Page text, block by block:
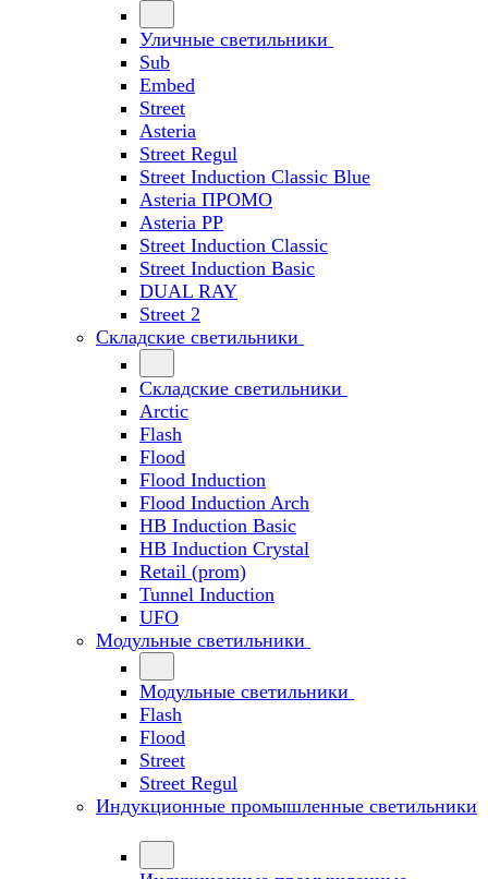
Уличные светильники
Sub
Embed
Street
Asteria
Street Regul
Street Induction Classic Blue
Asteria ПРОМО
Asteria PP
Street Induction Classic
Street Induction Basic
DUAL RAY
Street 2
Складские светильники
Складские светильники
Arctic
Flash
Flood
Flood Induction
Flood Induction Arch
HB Induction Basic
HB Induction Crystal
Retail (prom)
Tunnel Induction
UFO
Модульные светильники
Модульные светильники
Flash
Flood
Street
Street Regul
Индукционные промышленные светильники